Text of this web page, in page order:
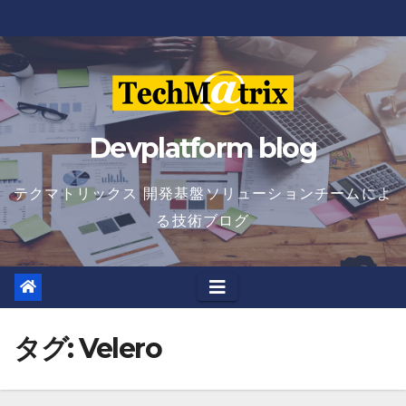
to
content
Devplatform blog
テクマトリックス 開発基盤ソリューションチームによ
る技術ブログ
タグ:Velero